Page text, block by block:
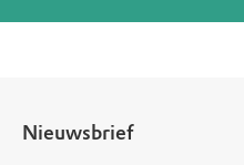
Nieuwsbrief